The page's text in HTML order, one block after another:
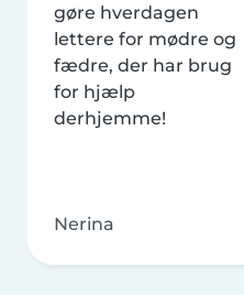
gøre hverdagen
lettere for mødre og
fædre, der har brug
for hjælp
derhjemme!
Nerina